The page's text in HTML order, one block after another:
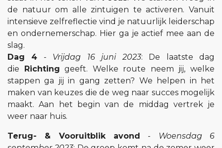
de natuur om alle zintuigen te activeren. Vanuit
intensieve zelfreflectie vind je natuurlijk leiderschap
en ondernemerschap. Hier ga je actief mee aan de
slag.
Dag 4 - Vrijdag 16 juni 2023: De laatste dag
die Richting geeft. Welke route neem jij, welke
stappen ga jij in gang zetten? We helpen in het
maken van keuzes die de weg naar succes mogelijk
maakt. Aan het begin van de middag vertrek je
weer naar huis.
Terug- & Vooruitblik avond - Woensdag 6